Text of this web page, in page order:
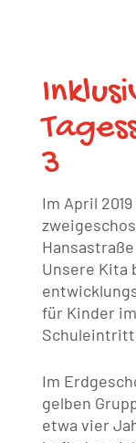
3
Im April
Unsere Kita
für Kinder
Im
gelben
etwa vier